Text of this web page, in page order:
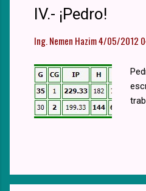
IV.- ¡Pedro!
Ing. Nemen Hazim4/05/2012